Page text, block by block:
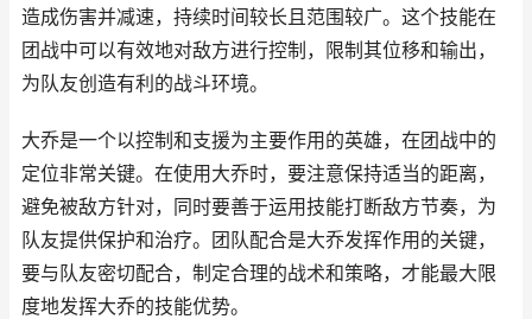
造成伤害并减速，持续时间较长且范围较广。这个技能在
团战中可以有效地对敌方进行控制，限制其位移和输出，
为队友创造有利的战斗环境。
大乔是一个以控制和支援为主要作用的英雄，在团战中的
定位非常关键。在使用大乔时，要注意保持适当的距离，
避免被敌方针对，同时要善于运用技能打断敌方节奏，为
队友提供保护和治疗。团队配合是大乔发挥作用的关键，
要与队友密切配合，制定合理的战术和策略，才能最大限
度地发挥大乔的技能优势。